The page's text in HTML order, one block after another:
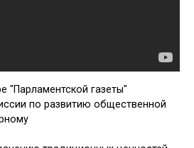
"Парламентской газеты"
по развитию общественной